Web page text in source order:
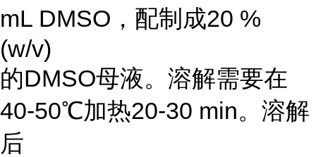
mL DMSO，配制成20 %
(w/v)
的DMSO母液。溶解需要在
40-50℃加热20-30 min。溶解
后